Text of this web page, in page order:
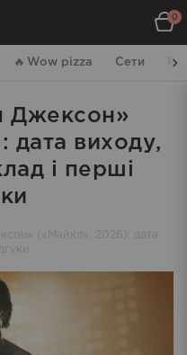
0
🔥 Wow pizza Сети
Джексон»
дата виходу,
і перші
(«Майкл», 2026): дата